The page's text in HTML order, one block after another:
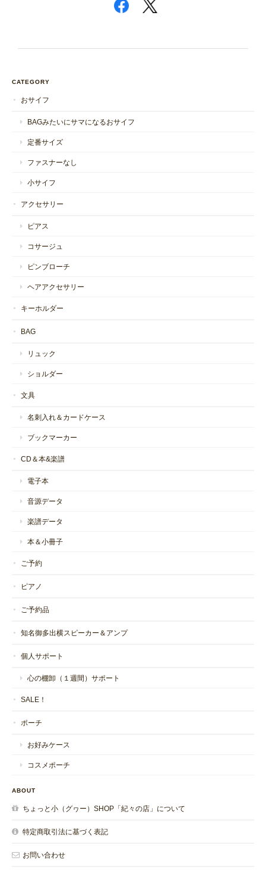
CATEGORY
おサイフ
BAGみたいにサマになるおサイフ
定番サイズ
ファスナーなし
小サイフ
アクセサリー
ピアス
コサージュ
ピンブローチ
ヘアアクセサリー
キーホルダー
BAG
リュック
ショルダー
文具
名刺入れ＆カードケース
ブックマーカー
CD＆本&楽譜
電子本
音源データ
楽譜データ
本＆小冊子
ご予約
ピアノ
ご予約品
知名御多出横スピーカー＆アンプ
個人サポート
心の棚卸（１週間）サポート
SALE！
ポーチ
お好みケース
コスメポーチ
ABOUT
ちょっと小（グヮー）SHOP「紀々の店」について
特定商取引法に基づく表記
お問い合わせ